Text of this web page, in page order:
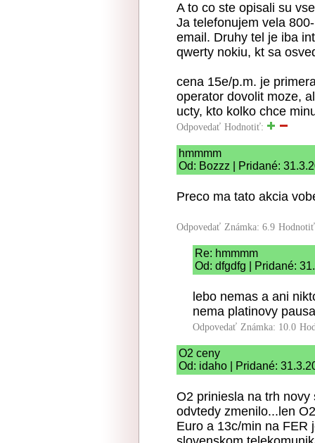
A to co ste opisali su
Ja telefonujem vela
email. Druhy tel je iba
qwerty nokiu, kt sa
cena 15e/p.m. je
operator dovolit moze,
ucty, kto kolko chce
Odpovedať Hodnotiť:
hmmmm
Od: Bozzz | Pridané:
Preco ma tato akcia
Odpovedať Známka: 6.9
Re: hmmmm
Od: dfgdfg | Pridané:
lebo nemas a ani
nema platinovy
Odpovedať Známka: 10.0
O2 ceny
Od: idaho | Pridané:
O2 priniesla na trh novy
odvtedy zmenilo...len
Euro a 13c/min na FER